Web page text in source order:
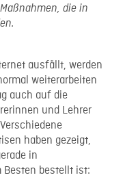
die in
ausfällt, werden
weiterarbeiten
auch auf die
und Lehrer
haben gezeigt,
in
bestellt ist: